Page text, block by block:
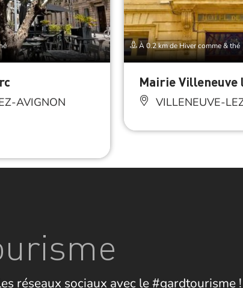
AVIGNON
À 0.2 km de Hiver comme & thé
Mairie Villeneuve
VILLENEUVE-
réseaux sociaux avec le #gardtourisme !